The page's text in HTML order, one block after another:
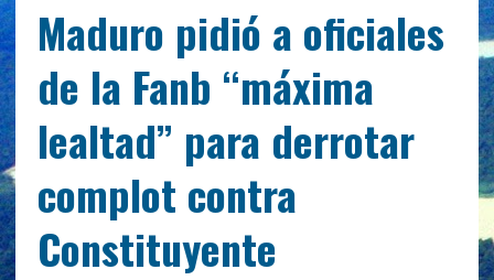
Maduro pidió a oficiales
de la Fanb “máxima
lealtad” para derrotar
complot contra
Constituyente